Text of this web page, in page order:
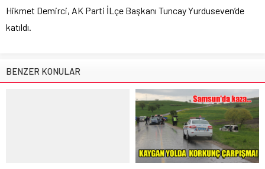
Hikmet Demirci, AK Parti İLçe Başkanı Tuncay Yurduseven’de
katıldı.
BENZER KONULAR